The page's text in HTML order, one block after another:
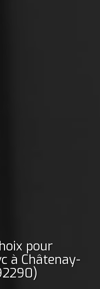
pour
à Châtenay-